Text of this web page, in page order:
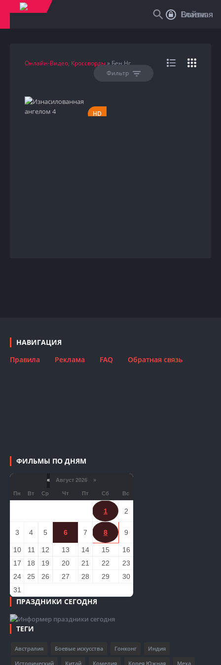
Войти
Главная
Онлайн-Видео, Кроссворды» Бен Нг
Фильтр
HD
НАВИГАЦИЯ
Правила
Реклама FAQ Обратная связь
ФИЛЬМЫ ПО ДНЯМ
« Август 2026 »
Пн Вт Ср Чт Пт Сб Вс
1 2
3 4 5 6 7 8 9
10 11 12 13 14 15
16
17
18 19 20 21 22
23
24
25 26 27 28 29
30
31
ПРАЗДНИКИ СЕГОДНЯ
ТЕГИ
Австралия Боевые искусства Гонконг
Индия
Исторический
Китай Комедия Корея Южная Меха